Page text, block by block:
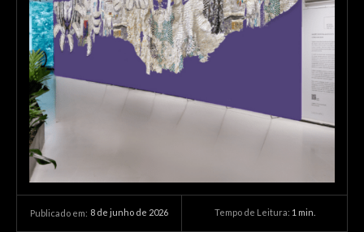
Publicado em: 8 de junho de 2026 Tempo de Leitura: 1 min.